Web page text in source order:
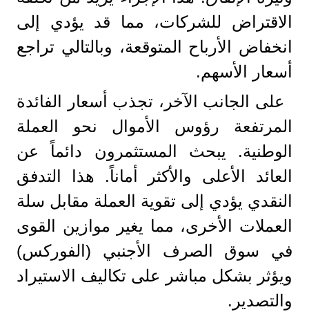
الاقتراض للشركات، مما قد يؤدي إلى
انخفاض الأرباح المتوقعة، وبالتالي تراجع
أسعار الأسهم.
على الجانب الآخر، تجذب أسعار الفائدة
المرتفعة رؤوس الأموال نحو العملة
الوطنية. يبحث المستثمرون دائماً عن
العائد الأعلى والأكثر أماناً. هذا التدفق
النقدي يؤدي إلى تقوية العملة مقابل سلة
العملات الأخرى، مما يغير موازين القوى
في سوق الصرف الأجنبي (الفوركس)
ويؤثر بشكل مباشر على تكاليف الاستيراد
والتصدير.